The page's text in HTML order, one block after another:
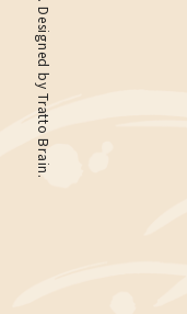
Tratto Brain
.